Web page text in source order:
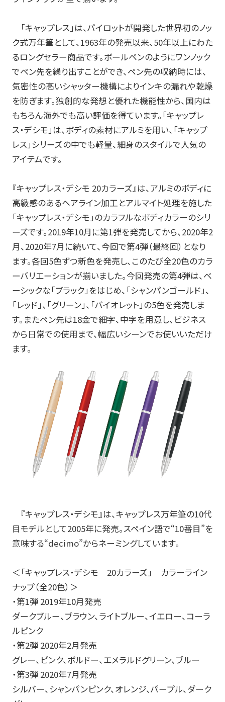
IR情報
サステナビリティ情報
お知らせ
プレスリリース・新製品情報
パイロットのパーパス
ピックアップ
採用情報
サポート
よくある質問
お問い合わせ
筆記具修理
使用説明書
使い方動画
「キャップレス」は、パイロットが開発した世界初のノッ
ク式万年筆として、1963年の発売以来、50年以上にわた
るロングセラー商品です。ボールペンのようにワンノック
でペン先を繰り出すことができ、ペン先の収納時には、
気密性の高いシャッター機構によりインキの漏れや乾燥
を防ぎます。独創的な発想と優れた機能性から、国内は
もちろん海外でも高い評価を得ています。「キャップレ
ス・デシモ」は、ボディの素材にアルミを用い、「キャップ
レス」シリーズの中でも軽量、細身のスタイルで人気の
アイテムです。
『キャップレス・デシモ 20カラーズ』は、アルミのボディに
高級感のあるヘアライン加工とアルマイト処理を施した
「キャップレス・デシモ」のカラフルなボディカラーのシリ
ーズです。2019年10月に第1弾を発売してから、2020年2
月、2020年7月に続いて、今回で第4弾（最終回）となり
ます。各回5色ずつ新色を発売し、このたび全20色のカラ
ーバリエーションが揃いました。今回発売の第4弾は、ベ
ーシックな「ブラック」をはじめ、「シャンパンゴールド」、
「レッド」、「グリーン」、「バイオレット」の5色を発売しま
す。またペン先は18金で細字、中字を用意し、ビジネス
から日常での使用まで、幅広いシーンでお使いいただけ
ます。
『キャップレス・デシモ』は、キャップレス万年筆の10代
目モデルとして2005年に発売。スペイン語で“10番目”を
意味する“decimo”からネーミングしています。
＜「キャップレス・デシモ 20カラーズ」 カラーライン
ナップ（全20色）＞
・第1弾 2019年10月発売
ダークブルー、ブラウン、ライトブルー、イエロー、コーラ
ルピンク
・第2弾 2020年2月発売
グレー、ピンク、ボルドー、エメラルドグリーン、ブルー
・第3弾 2020年7月発売
シルバー、シャンパンピンク、オレンジ、パープル、ダーク